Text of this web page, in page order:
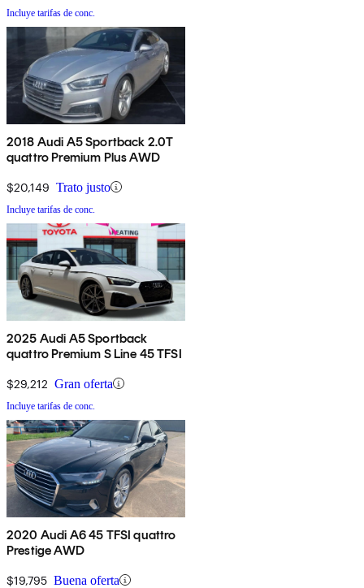
Incluye tarifas de conc.
2018 Audi A5 Sportback 2.0T
quattro Premium Plus AWD
$20,149 Trato justo
Incluye tarifas de conc.
2025 Audi A5 Sportback
quattro Premium S Line 45 TFSI
$29,212 Gran oferta
Incluye tarifas de conc.
2020 Audi A6 45 TFSI quattro
Prestige AWD
$19,795 Buena oferta